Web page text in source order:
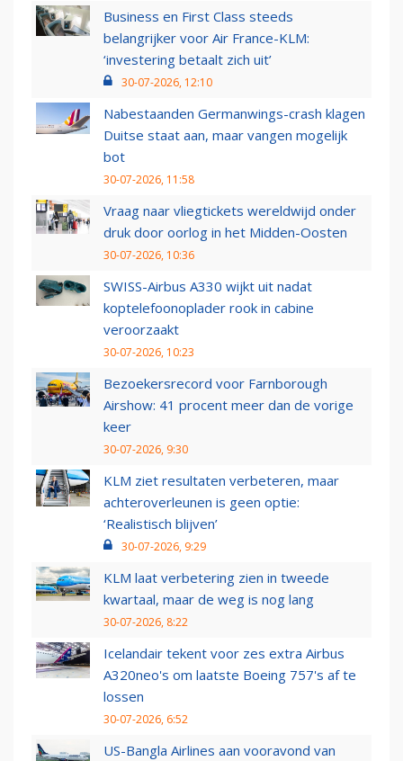
Business en First Class steeds
belangrijker voor Air France-KLM:
‘investering betaalt zich uit’
30-07-2026, 12:10
Nabestaanden Germanwings-crash klagen
Duitse staat aan, maar vangen mogelijk
bot
30-07-2026, 11:58
Vraag naar vliegtickets wereldwijd onder
druk door oorlog in het Midden-Oosten
30-07-2026, 10:36
SWISS-Airbus A330 wijkt uit nadat
koptelefoonoplader rook in cabine
veroorzaakt
30-07-2026, 10:23
Bezoekersrecord voor Farnborough
Airshow: 41 procent meer dan de vorige
keer
30-07-2026, 9:30
KLM ziet resultaten verbeteren, maar
achteroverleunen is geen optie:
‘Realistisch blijven’
30-07-2026, 9:29
KLM laat verbetering zien in tweede
kwartaal, maar de weg is nog lang
30-07-2026, 8:22
Icelandair tekent voor zes extra Airbus
A320neo's om laatste Boeing 757's af te
lossen
30-07-2026, 6:52
US-Bangla Airlines aan vooravond van